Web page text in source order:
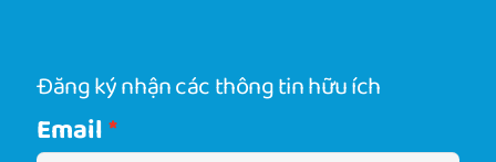
Đăng ký nhận các thông tin hữu ích
Email